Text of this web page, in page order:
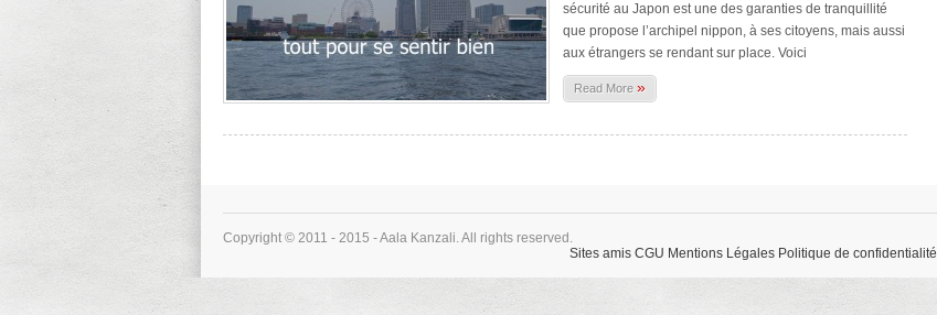
sécurité au Japon est une des garanties de tranquillité
que propose l’archipel nippon, à ses citoyens, mais aussi
aux étrangers se rendant sur place. Voici
Read More »
Copyright © 2011 - 2015 - Aala Kanzali. All rights reserved.
Sites amis CGU Mentions Légales Politique de confidentialité